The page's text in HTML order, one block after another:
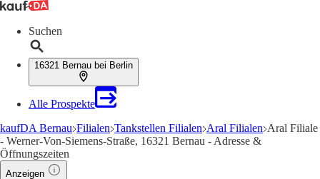
Suchen
16321 Bernau bei Berlin
Alle Prospekte
kaufDA Bernau Filialen Tankstellen Filialen Aral Filialen Aral Filiale
- Werner-Von-Siemens-Straße, 16321 Bernau - Adresse &
Öffnungszeiten
Anzeigen